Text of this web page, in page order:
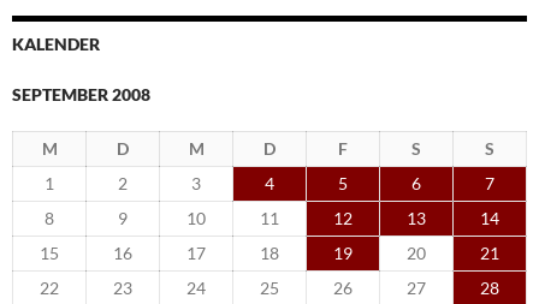
KALENDER
SEPTEMBER 2008
M D M D F S
S
1
2 3 4 5 6
7
8
9 10 11 12 13
14
15
16 17 18 19 20
21
22
23 24 25 26 27
28